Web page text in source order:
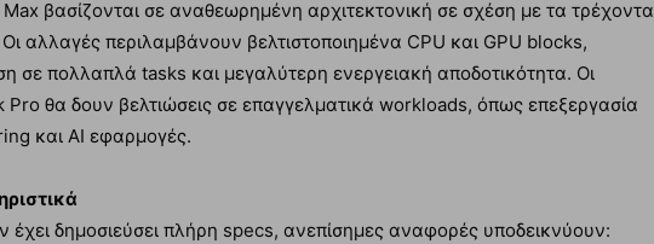
βασίζονται σε αναθεωρημένη αρχιτεκτονική σε σχέση με τα τρέχοντα
αλλαγές περιλαμβάνουν βελτιστοποιημένα CPU και GPU blocks,
σε πολλαπλά tasks και μεγαλύτερη ενεργειακή αποδοτικότητα. Οι
Pro θα δουν βελτιώσεις σε επαγγελματικά workloads, όπως επεξεργασία
και AI εφαρμογές.
έχει δημοσιεύσει πλήρη specs, ανεπίσημες αναφορές υποδεικνύουν: